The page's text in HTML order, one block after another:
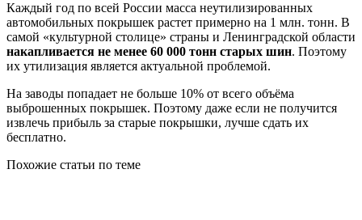
Каждый год по всей России масса неутилизированных
автомобильных покрышек растет примерно на 1 млн. тонн. В
самой «культурной столице» страны и Ленинградской области
накапливается не менее 60 000 тонн старых шин. Поэтому
их утилизация является актуальной проблемой.
На заводы попадает не больше 10% от всего объёма
выброшенных покрышек. Поэтому даже если не получится
извлечь прибыль за старые покрышки, лучше сдать их
бесплатно.
Похожие статьи по теме